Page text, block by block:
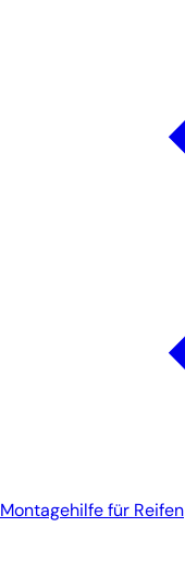
Montagehilfe für Reifen